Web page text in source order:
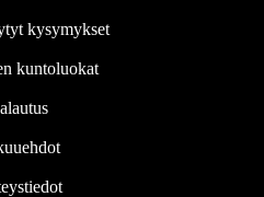
kysymykset
kuntoluokat